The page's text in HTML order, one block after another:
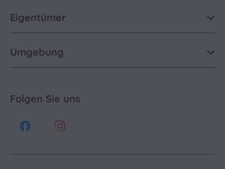
Eigentümer
Umgebung
Folgen Sie uns